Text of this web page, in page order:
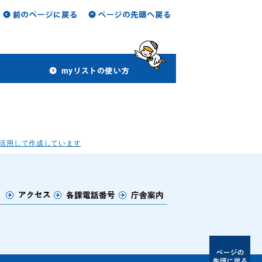
用して作成しています